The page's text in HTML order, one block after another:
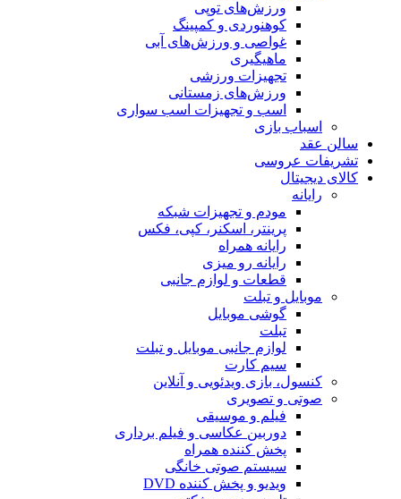
ورزش‌های توپی
کوهنوردی و کمپینگ
غواصی و ورزش‌های آبی
ماهیگیری
تجهیزات ورزشی
ورزش‌های زمستانی
اسب و تجهیزات اسب سواری
اسباب‌ بازی
سالن عقد
تشریفات عروسی
کالای دیجیتال
رایانه
مودم و تجهیزات شبکه
پرینتر، اسکنر، کپی، فکس
رایانه همراه
رایانه رو میزی
قطعات و لوازم جانبی
موبایل و تبلت
گوشی موبایل
تبلت
لوازم جانبی موبایل و تبلت
سیم کارت
کنسول، بازی‌ ویدئویی و آنلاین
صوتی و تصویری
فیلم و موسیقی
دوربین عکاسی و فیلم برداری
پخش کننده همراه
سیستم صوتی خانگی
ویدیو و پخش کننده DVD